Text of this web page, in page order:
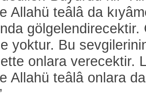
Allahü teâlâ da
yoktur. Bu
onlara verecektir.
Allahü teâlâ onlara da